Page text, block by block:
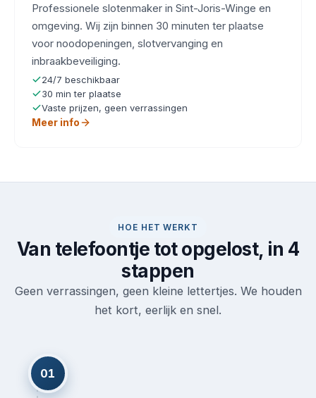
Professionele slotenmaker in Sint-Joris-Winge en
omgeving. Wij zijn binnen 30 minuten ter plaatse
voor noodopeningen, slotvervanging en
inbraakbeveiliging.
24/7 beschikbaar
30 min ter plaatse
Vaste prijzen, geen verrassingen
Meer info
HOE HET WERKT
Van telefoontje tot opgelost, in 4
stappen
Geen verrassingen, geen kleine lettertjes. We houden
het kort, eerlijk en snel.
01